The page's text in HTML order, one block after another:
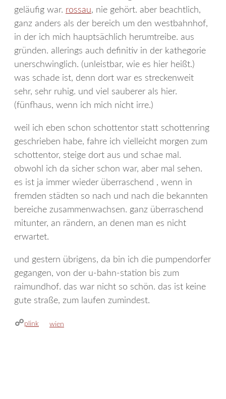
geläufig war. rossau, nie gehört. aber beachtlich,
ganz anders als der bereich um den westbahnhof,
in der ich mich hauptsächlich herumtreibe. aus
gründen. allerings auch definitiv in der kathegorie
unerschwinglich. (unleistbar, wie es hier heißt.)
was schade ist, denn dort war es streckenweit
sehr, sehr ruhig. und viel sauberer als hier.
(fünfhaus, wenn ich mich nicht irre.)
weil ich eben schon schottentor statt schottenring
geschrieben habe, fahre ich vielleicht morgen zum
schottentor, steige dort aus und schae mal.
obwohl ich da sicher schon war, aber mal sehen.
es ist ja immer wieder überraschend , wenn in
fremden städten so nach und nach die bekannten
bereiche zusammenwachsen. ganz überraschend
mitunter, an rändern, an denen man es nicht
erwartet.
und gestern übrigens, da bin ich die pumpendorfer
gegangen, von der u-bahn-station bis zum
raimundhof. das war nicht so schön. das ist keine
gute straße, zum laufen zumindest.
plink kategorien
wien